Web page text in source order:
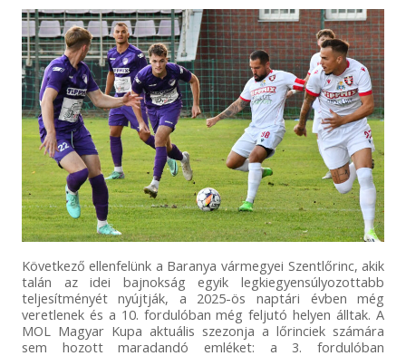
Következő ellenfelünk a Baranya vármegyei Szentlőrinc, akik
talán az idei bajnokság egyik legkiegyensúlyozottabb
teljesítményét nyújtják, a 2025-ös naptári évben még
veretlenek és a 10. fordulóban még feljutó helyen álltak. A
MOL Magyar Kupa aktuális szezonja a lőrinciek számára
sem hozott maradandó emléket: a 3. fordulóban